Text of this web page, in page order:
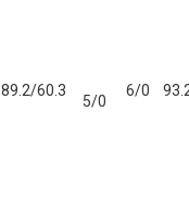
89.2/60.3
5/0
6/0